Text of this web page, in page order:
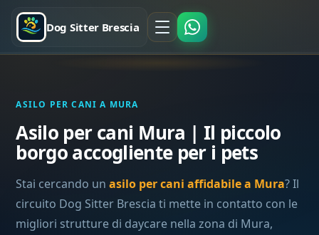
Dog Sitter Brescia
ASILO PER CANI A MURA
Asilo per cani Mura | Il piccolo
borgo accogliente per i pets
Stai cercando unasilo per cani affidabile a Mura? Il
circuito Dog Sitter Brescia ti mette in contatto con le
migliori strutture di daycare nella zona di Mura,